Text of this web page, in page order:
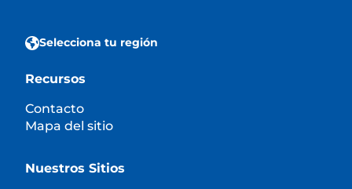
Selecciona tu región
Recursos
Contacto
Mapa del sitio
Nuestros Sitios